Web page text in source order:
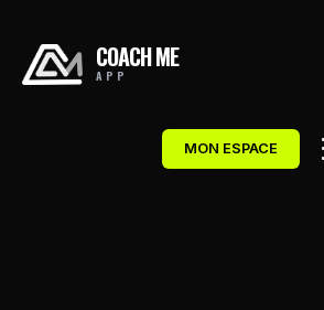
COACH ME
APP
MON ESPACE